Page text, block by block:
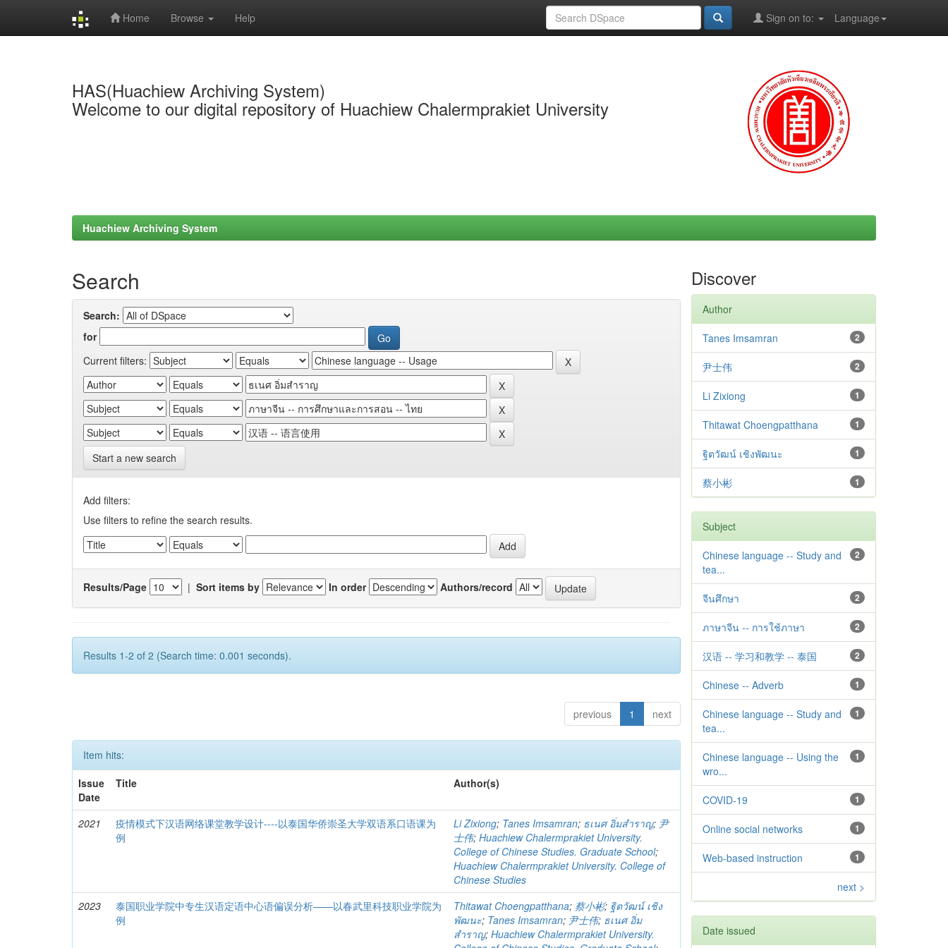
Home Browse Help Language
Sign on to:
HAS(Huachiew Archiving System)
Welcome to our digital repository of Huachiew Chalermprakiet University
Huachiew Archiving System
Search
Search:
for
Current filters:
Start a new search
Add filters:
Use filters to refine the search results.
Results/Page | Sort items by In order Authors/record
Results 1-2 of 2 (Search time: 0.001 seconds).
previous 1 next
Item hits:
Issue
Date
Title Author(s)
2021
疫情模式下汉语网络课堂教学设计----以泰国华侨崇圣大学双语系口语课为
例
Li Zixiong; Tanes Imsamran; ธเนศ อิ่มสำราญ; 尹
士伟;Huachiew Chalermprakiet University.
College of Chinese Studies. Graduate School;
Huachiew Chalermprakiet University. College of
Chinese Studies
2023
泰国职业学院中专生汉语定语中心语偏误分析——以春武里科技职业学院为
例
Thitawat Choengpatthana; 蔡小彬; ฐิตวัฒน์ เชิง
พัฒนะ; Tanes Imsamran; 尹士伟; ธเนศ อิ่ม
สำราญ;Huachiew Chalermprakiet University.
Discover
Author
2
Tanes Imsamran
2
尹士伟
1
Li Zixiong
1
Thitawat Choengpatthana
1
ฐิตวัฒน์ เชิงพัฒนะ
1
蔡小彬
Subject
2
Chinese language -- Study and
tea...
2
จีนศึกษา
2
ภาษาจีน -- การใช้ภาษา
2
汉语 -- 学习和教学 -- 泰国
1
Chinese -- Adverb
1
Chinese language -- Study and
tea...
1
Chinese language -- Using the
wro...
1
COVID-19
1
Online social networks
1
Web-based instruction
next >
Date issued